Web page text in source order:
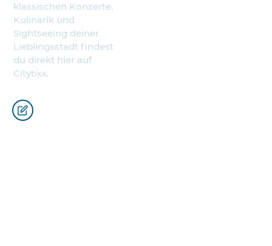
klassischen Konzerte,
Kulinarik und
Sightseeing deiner
Lieblingsstadt findest
du direkt hier auf
Citytixx.